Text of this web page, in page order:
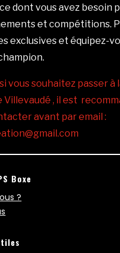
dont vous avez besoin
et compétitions.
exclusives et équipez-
vous souhaitez passer à
Villevaudé , il est
avant par email :
Boxe
?